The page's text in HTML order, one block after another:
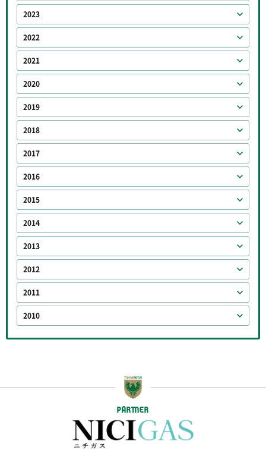
2023
2022
2021
2020
2019
2018
2017
2016
2015
2014
2013
2012
2011
2010
PARTNER